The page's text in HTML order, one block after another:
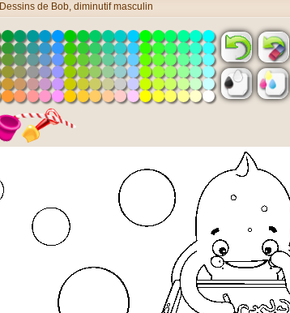
Dessins de Bob, diminutif masculin